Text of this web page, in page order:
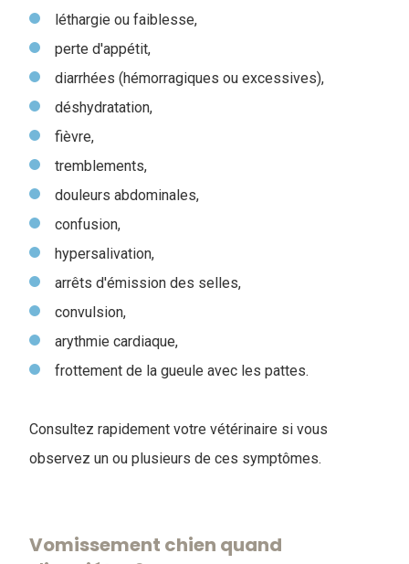
léthargie ou faiblesse,
perte d'appétit,
diarrhées (hémorragiques ou excessives),
déshydratation,
fièvre,
tremblements,
douleurs abdominales,
confusion,
hypersalivation,
arrêts d'émission des selles,
convulsion,
arythmie cardiaque,
frottement de la gueule avec les pattes.
Consultez rapidement votre vétérinaire si vous
observez un ou plusieurs de ces symptômes.
Vomissement chien quand